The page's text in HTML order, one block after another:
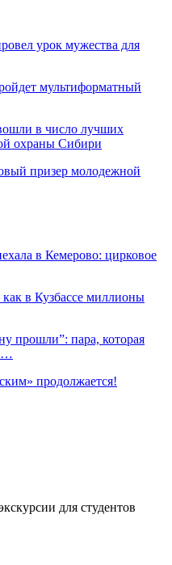
урок мужества для
мультиформатный
в число лучших
охраны Сибири
призер молодежной
в Кемерово: цирковое
в Кузбассе миллионы
прошли”: пара, которая
продолжается!
для студентов